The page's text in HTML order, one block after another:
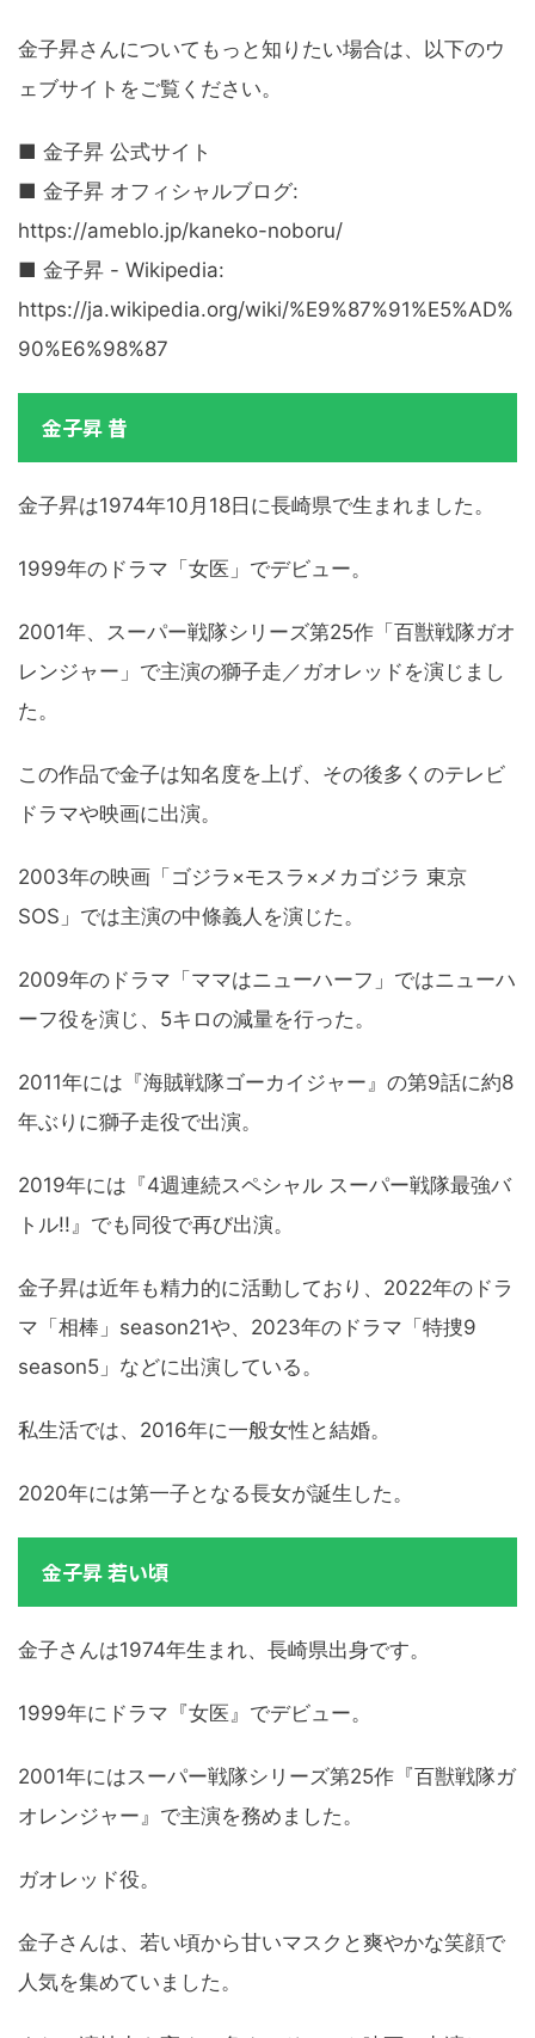
金子昇さんについてもっと知りたい場合は、以下のウ
ェブサイトをご覧ください。
■ 金子昇 公式サイト
■ 金子昇 オフィシャルブログ:
https://ameblo.jp/kaneko-noboru/
■ 金子昇 - Wikipedia:
https://ja.wikipedia.org/wiki/%E9%87%91%E5%AD%
90%E6%98%87
金子昇 昔
金子昇は1974年10月18日に長崎県で生まれました。
1999年のドラマ「女医」でデビュー。
2001年、スーパー戦隊シリーズ第25作「百獣戦隊ガオ
レンジャー」で主演の獅子走／ガオレッドを演じまし
た。
この作品で金子は知名度を上げ、その後多くのテレビ
ドラマや映画に出演。
2003年の映画「ゴジラ×モスラ×メカゴジラ 東京
SOS」では主演の中條義人を演じた。
2009年のドラマ「ママはニューハーフ」ではニューハ
ーフ役を演じ、5キロの減量を行った。
2011年には『海賊戦隊ゴーカイジャー』の第9話に約8
年ぶりに獅子走役で出演。
2019年には『4週連続スペシャル スーパー戦隊最強バ
トル!!』でも同役で再び出演。
金子昇は近年も精力的に活動しており、2022年のドラ
マ「相棒」season21や、2023年のドラマ「特捜9
season5」などに出演している。
私生活では、2016年に一般女性と結婚。
2020年には第一子となる長女が誕生した。
金子昇 若い頃
金子さんは1974年生まれ、長崎県出身です。
1999年にドラマ『女医』でデビュー。
2001年にはスーパー戦隊シリーズ第25作『百獣戦隊ガ
オレンジャー』で主演を務めました。
ガオレッド役。
金子さんは、若い頃から甘いマスクと爽やかな笑顔で
人気を集めていました。